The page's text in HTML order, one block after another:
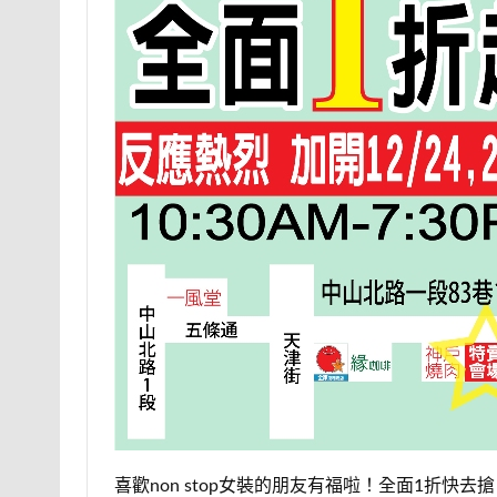
喜歡non stop女裝的朋友有福啦！全面1折快去